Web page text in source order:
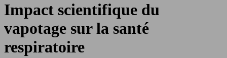
Impact scientifique du
vapotage sur la santé
respiratoire